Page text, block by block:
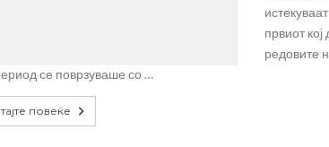
првиот
редовите
се поврзуваше со …
повеќе